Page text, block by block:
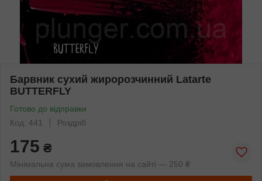
Барвник сухий жиророзчинний Latarte
BUTTERFLY
Готово до відправки
Код: 441
Роздріб
175 ₴
Мінімальна сума замовлення на сайті — 250 ₴